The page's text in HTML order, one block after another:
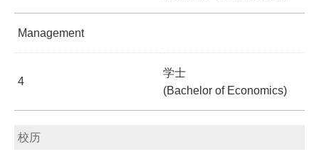
Management
4
学士
(Bachelor of Economics)
校历